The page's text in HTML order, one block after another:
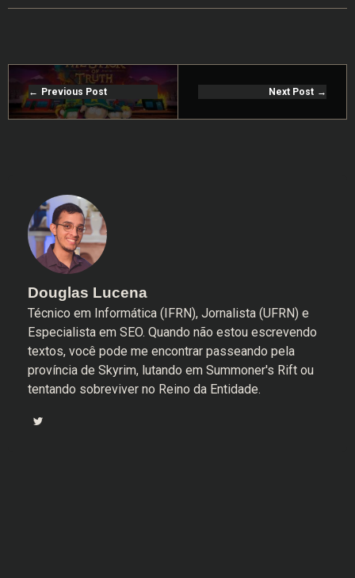
Previous Post Next Post
Douglas Lucena
Técnico em Informática (IFRN), Jornalista (UFRN) e
Especialista em SEO. Quando não estou escrevendo
textos, você pode me encontrar passeando pela
província de Skyrim, lutando em Summoner's Rift ou
tentando sobreviver no Reino da Entidade.